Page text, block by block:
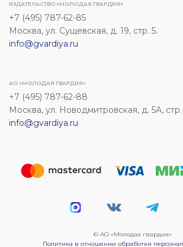
ИЗДАТЕЛЬСТВО «МОЛОДАЯ ГВАРДИЯ»
+7 (495) 787-62-85
Москва, ул. Сущевская, д. 19, стр. 5.
info@gvardiya.ru
АО «МОЛОДАЯ ГВАРДИЯ»
+7 (495) 787-62-88
Москва, ул. Новодмитровская, д. 5А, стр.
info@gvardiya.ru
© АО «Молодая гвардия»
Политика в отношении обработки